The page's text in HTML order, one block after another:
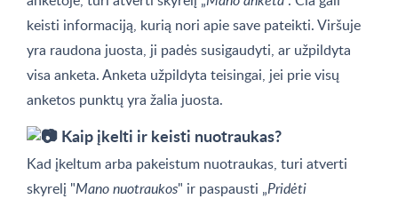
keisti informaciją, kurią nori apie save pateikti. Viršuje
yra raudona juosta, ji padės susigaudyti, ar užpildyta
visa anketa. Anketa užpildyta teisingai, jei prie visų
anketos punktų yra žalia juosta.
Kaip įkelti ir keisti nuotraukas?
Kad įkeltum arba pakeistum nuotraukas, turi atverti
skyrelį "Mano nuotraukos" ir paspausti „Pridėti